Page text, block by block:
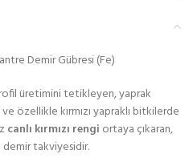
Demir Gübresi (Fe)
üretimini tetikleyen, yaprak
özellikle kırmızı yapraklı bitkilerde
canlı kırmızı rengi ortaya çıkaran,
takviyesidir.